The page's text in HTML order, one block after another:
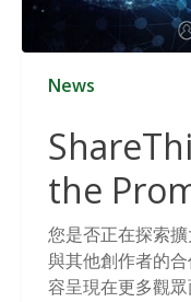
News
the
您是否正在探索
與其他創作者的
容呈現在更多觀眾